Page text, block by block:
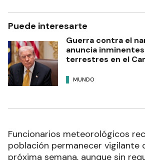
Puede interesarte
Guerra contra el
anuncia
terrestres en el
MUNDO
Funcionarios meteorológicos
población permanecer vigilante
próxima semana, aunque sin